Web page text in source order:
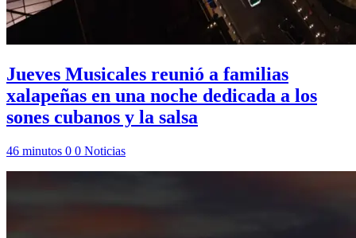
Jueves Musicales reunió a familias
xalapeñas en una noche dedicada a los
sones cubanos y la salsa
46 minutos 0 0 Noticias